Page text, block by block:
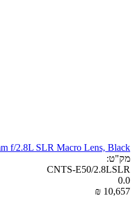
f/2.8L SLR Macro Lens, Black
מק"ט:
CNTS-E50/2.8LSLR
0.0
₪ 10,657